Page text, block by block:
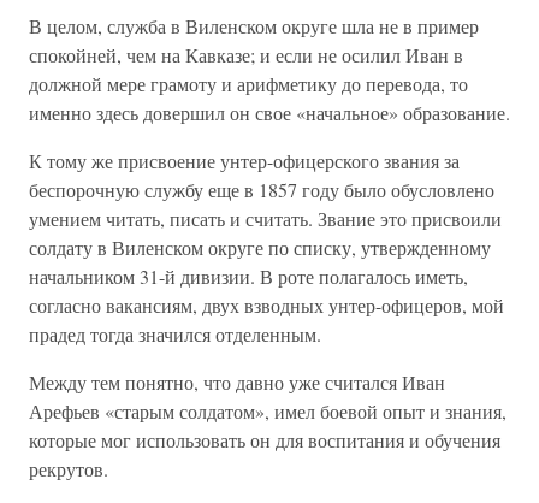
В целом, служба в Виленском округе шла не в пример
спокойней, чем на Кавказе; и если не осилил Иван в
должной мере грамоту и арифметику до перевода, то
именно здесь довершил он свое «начальное» образование.
К тому же присвоение унтер-офицерского звания за
беспорочную службу еще в 1857 году было обусловлено
умением читать, писать и считать. Звание это присвоили
солдату в Виленском округе по списку, утвержденному
начальником 31-й дивизии. В роте полагалось иметь,
согласно вакансиям, двух взводных унтер-офицеров, мой
прадед тогда значился отделенным.
Между тем понятно, что давно уже считался Иван
Арефьев «старым солдатом», имел боевой опыт и знания,
которые мог использовать он для воспитания и обучения
рекрутов.